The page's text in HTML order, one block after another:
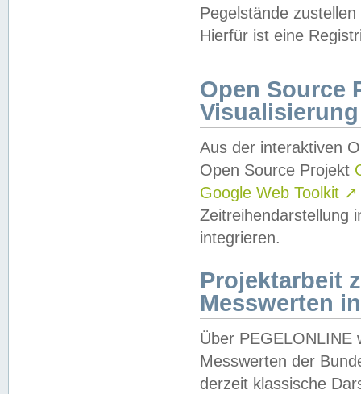
Pegelstände
Hierfür ist eine
Open Source
Visualisierung
Aus der interaktiven
Open Source Projekt
Google Web Toolkit ↗
Zeitreihendarstellung
integrieren.
Projektarbeit
Messwerten
Über PEGELONLINE
Messwerten der
derzeit klassische